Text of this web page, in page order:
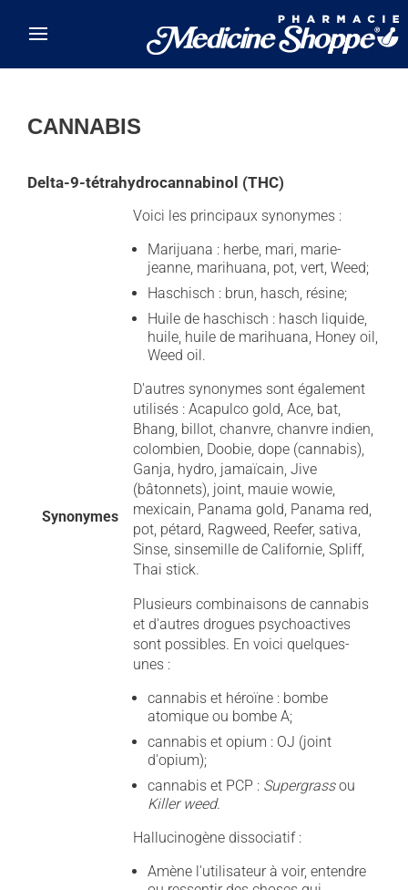
CANNABIS
Delta-9-tétrahydrocannabinol (THC)
Synonymes
Voici les principaux synonymes :
Marijuana : herbe, mari, marie-
jeanne, marihuana, pot, vert, Weed;
Haschisch : brun, hasch, résine;
Huile de haschisch : hasch liquide,
huile, huile de marihuana, Honey oil,
Weed oil.
D'autres synonymes sont également
utilisés : Acapulco gold, Ace, bat,
Bhang, billot, chanvre, chanvre indien,
colombien, Doobie, dope (cannabis),
Ganja, hydro, jamaïcain, Jive
(bâtonnets), joint, mauie wowie,
mexicain, Panama gold, Panama red,
pot, pétard, Ragweed, Reefer, sativa,
Sinse, sinsemille de Californie, Spliff,
Thai stick.
Plusieurs combinaisons de cannabis
et d'autres drogues psychoactives
sont possibles. En voici quelques-
unes :
cannabis et héroïne : bombe
atomique ou bombe A;
cannabis et opium : OJ (joint
d'opium);
cannabis et PCP : Supergrassou
Killer weed.
Hallucinogène dissociatif :
Amène l'utilisateur à voir, entendre